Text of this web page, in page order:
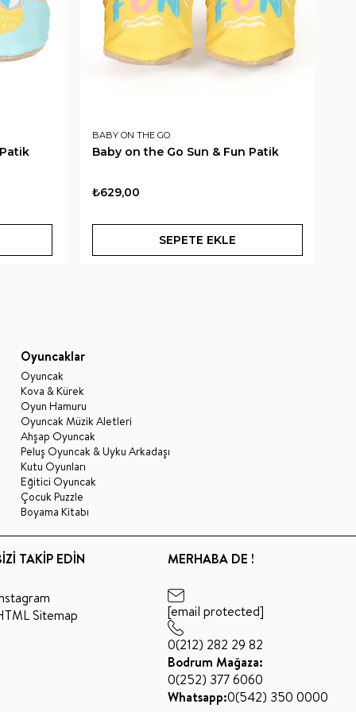
BABY ON THE GO
Baby on the Go Sun & Fun Patik
₺629,00
SEPETE EKLE
Oyuncaklar
Oyuncak
Kova & Kürek
Oyun Hamuru
Oyuncak Müzik Aletleri
Ahşap Oyuncak
Peluş Oyuncak & Uyku Arkadaşı
Kutu Oyunları
Eğitici Oyuncak
Çocuk Puzzle
Boyama Kitabı
TAKİP EDİN
Sitemap
MERHABA DE !
[email protected]
0(212) 282 29 82
Bodrum Mağaza:
0(252) 377 6060
Whatsapp:0(542) 350 0000